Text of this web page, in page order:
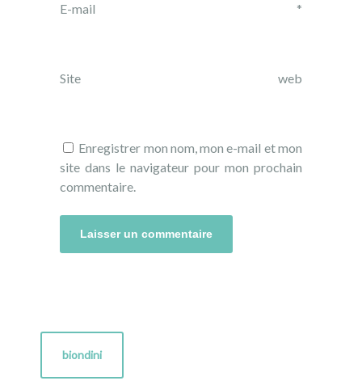
E-mail *
Site web
Enregistrer mon nom, mon e-mail et mon
site dans le navigateur pour mon prochain
commentaire.
biondini